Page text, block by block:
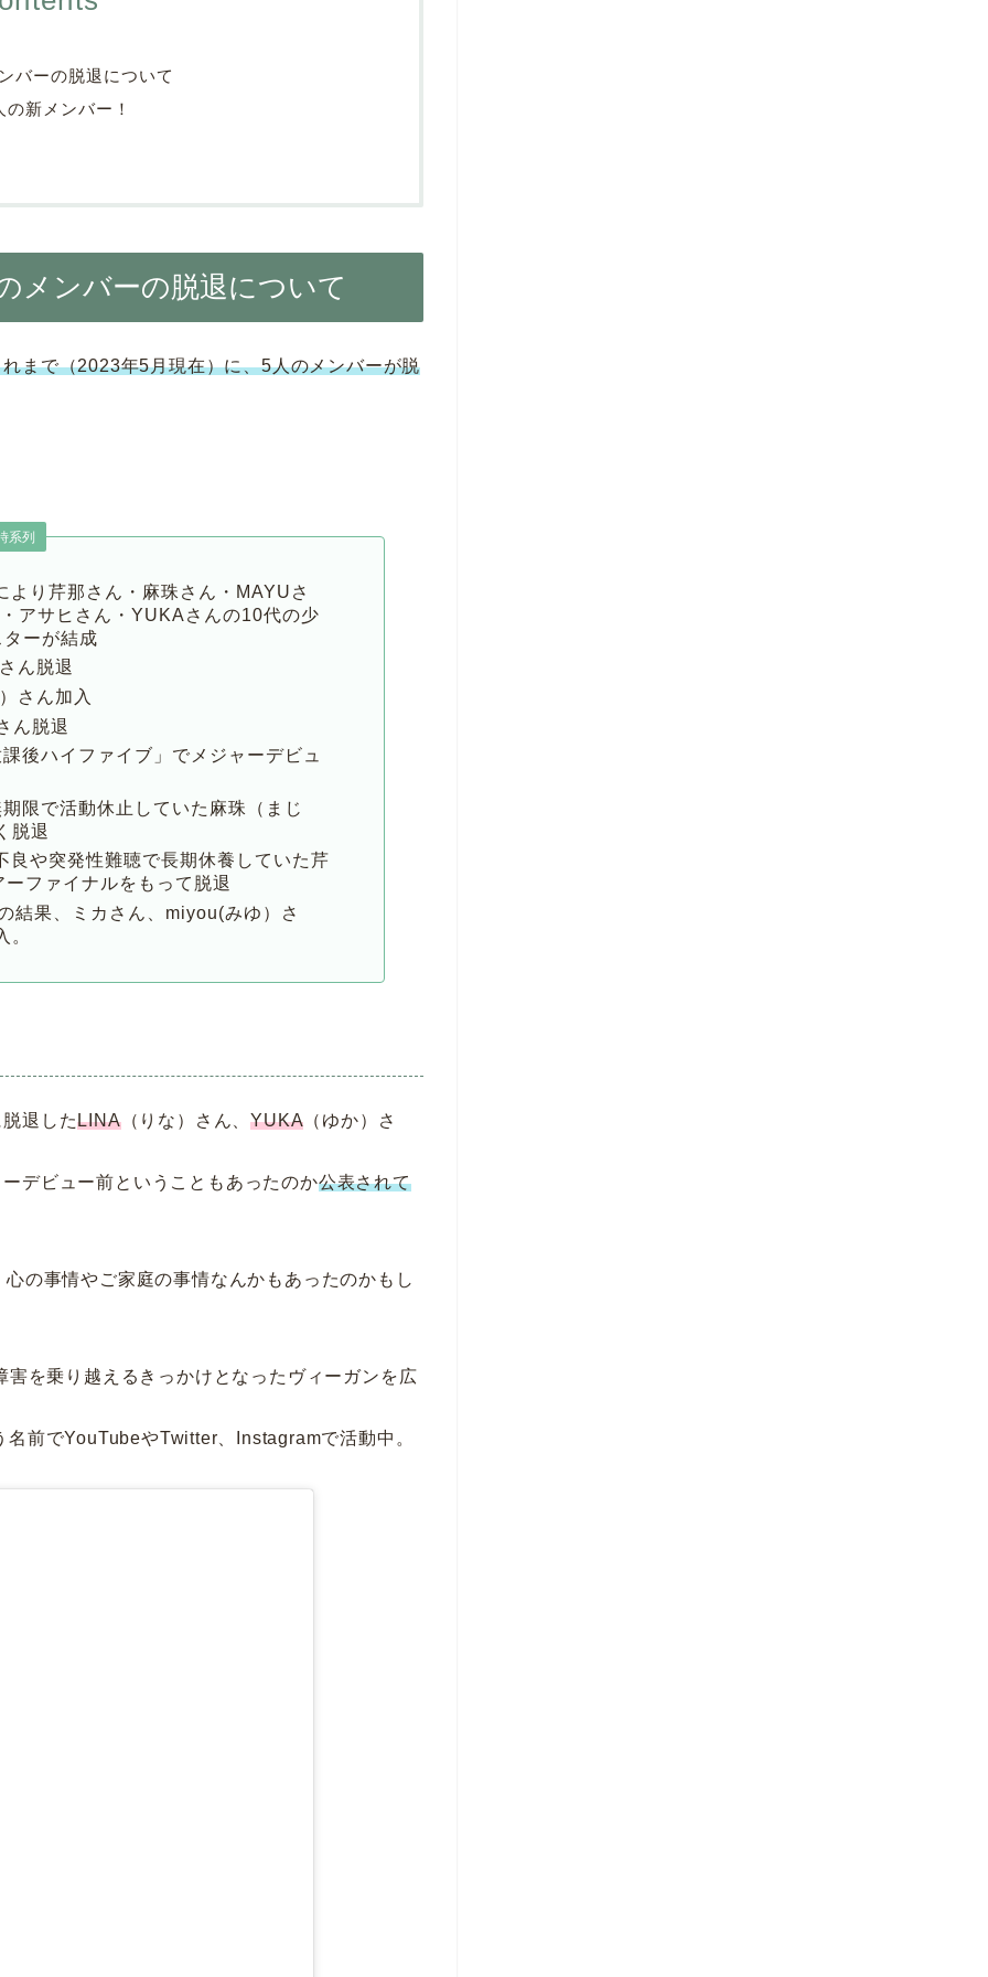
バーの脱退について
新メンバー！
メンバーの脱退について
まで（2023年5月現在）に、5人のメンバーが脱
系列
り芹那さん・麻珠さん・MAYUさ
アサヒさん・YUKAさんの10代の少
ーが結成
ん脱退
さん加入
ん脱退
後ハイファイブ」でメジャーデビュ
限で活動休止していた麻珠（まじ
脱退
や突発性難聴で長期休養していた芹
ファイナルをもって脱退
果、ミカさん、miyou(みゆ）さ
。
退したLINA（りな）さん、YUKA （ゆか）さ
デビュー前ということもあったのか公表されて
の事情やご家庭の事情なんかもあったのかもし
を乗り越えるきっかけとなったヴィーガンを広
前でYouTubeやTwitter、Instagramで活動中。